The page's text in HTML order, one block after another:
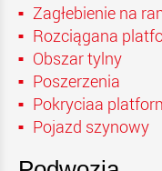
Zagłebienie na
Rozciągana
Obszar tylny
Poszerzenia
Pokryciaa
Pojazd szynowy